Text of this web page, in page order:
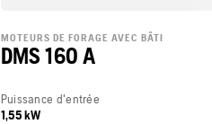
MOTEURS DE FORAGE AVEC BÂTI
DMS 160 A
Puissance d'entrée
1,55 kW